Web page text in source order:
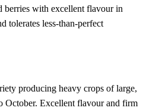
berries with excellent flavour in
tolerates less-than-perfect
producing heavy crops of large,
October. Excellent flavour and firm